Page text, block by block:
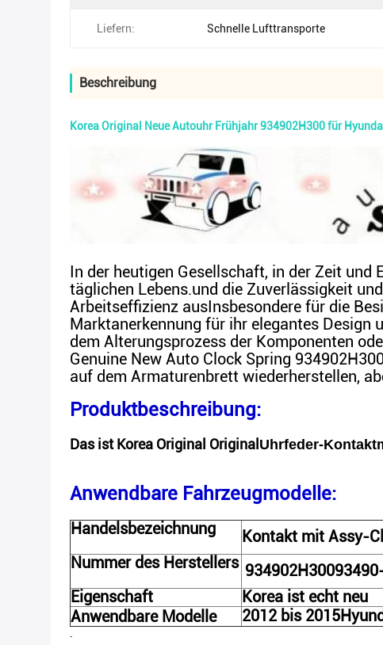
Liefern: Schnelle Lufttransporte
Beschreibung
Korea Original Neue Autouhr Frühjahr 934902H300 für
In der heutigen Gesellschaft, in der Zeit
täglichen Lebens.und die Zuverlässigkeit
Arbeitseffizienz ausInsbesondere für die
Marktanerkennung für ihr elegantes Design
dem Alterungsprozess der Komponenten
Genuine New Auto Clock Spring
auf dem Armaturenbrett wiederherstellen,
Produktbeschreibung:
Das ist Korea Original Original Uhrfeder-
Anwendbare Fahrzeugmodelle:
Handelsbezeichnung
Kontakt mit Assy-
Nummer des Herstellers 934902H300
Eigenschaft
Korea ist echt neu
Anwendbare Modelle
2012 bis 2015
.